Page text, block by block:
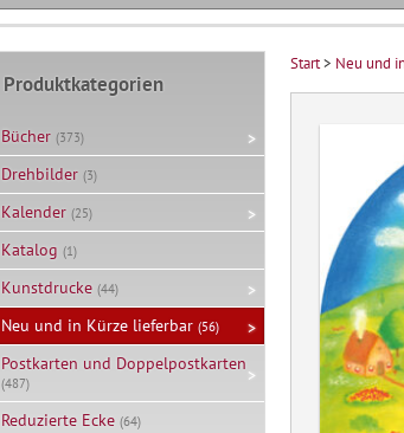
Start> Neu und
Produktkategorien
Bücher (373)
Drehbilder (3)
Kalender (25)
Katalog (1)
Kunstdrucke (44)
Neu und in Kürze lieferbar (56)
Postkarten und Doppelpostkarten
(487)
Reduzierte Ecke (64)